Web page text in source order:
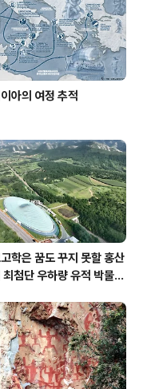
아의 여정 추적
학은 꿈도 꾸지 못할 홍산
최첨단 우하량 유적 박물관